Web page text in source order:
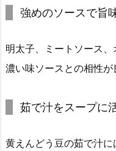
強めのソースで旨
明太子、ミートソース、
濃い味ソースとの相性が
茹で汁をスープに
黄えんどう豆の茹で汁